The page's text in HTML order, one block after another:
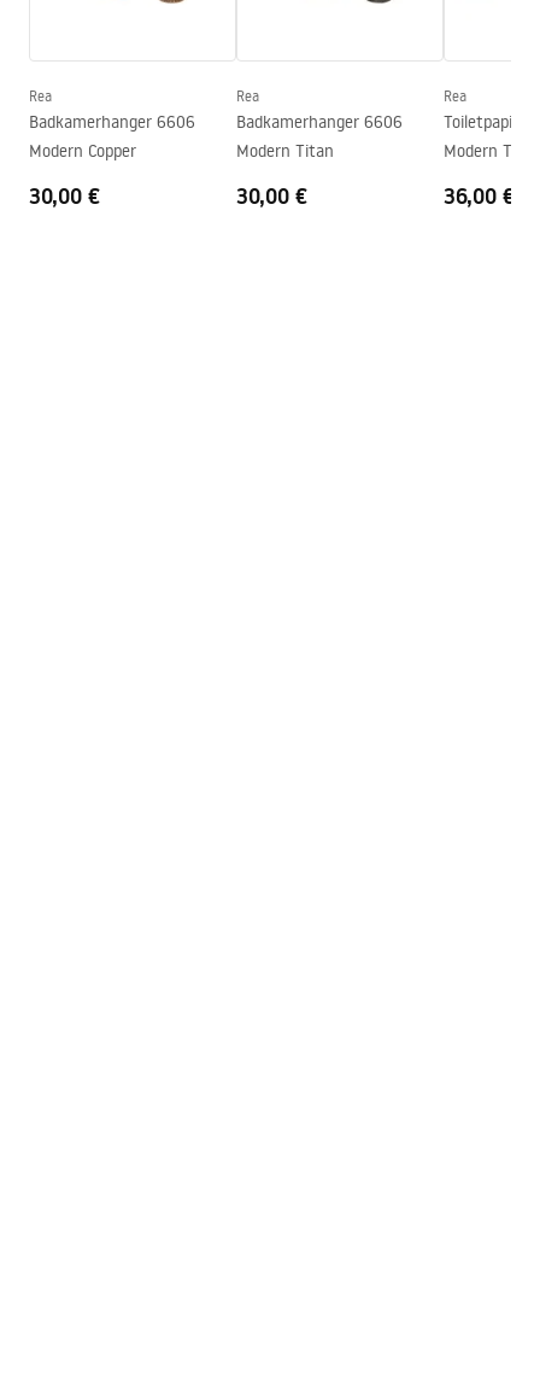
Diepte
80mm
Serie
Garantie
24 maanden
Rea
Badkamerhanger 6606
Modern Copper
30,00 €
Rea
Badkamerhanger 6606
Modern Titan
30,00 €
Rea
Modern Titan
36,00 €